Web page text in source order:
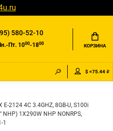
580-52-10
Пт. 1000-1800 КОРЗИНА
$ =75.44 ₽
2124 4C 3.4GHZ, 8GB-U, S100i
NHP) 1X290W NHP NONRPS,
1